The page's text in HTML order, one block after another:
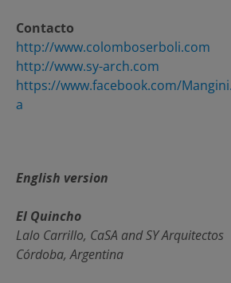
Contacto
http://www.colomboserboli.com
http://www.sy-arch.com
https://www.facebook.com/
a
English version
El Quincho
Lalo Carrillo, CaSA and SY Arquitectos
Córdoba, Argentina